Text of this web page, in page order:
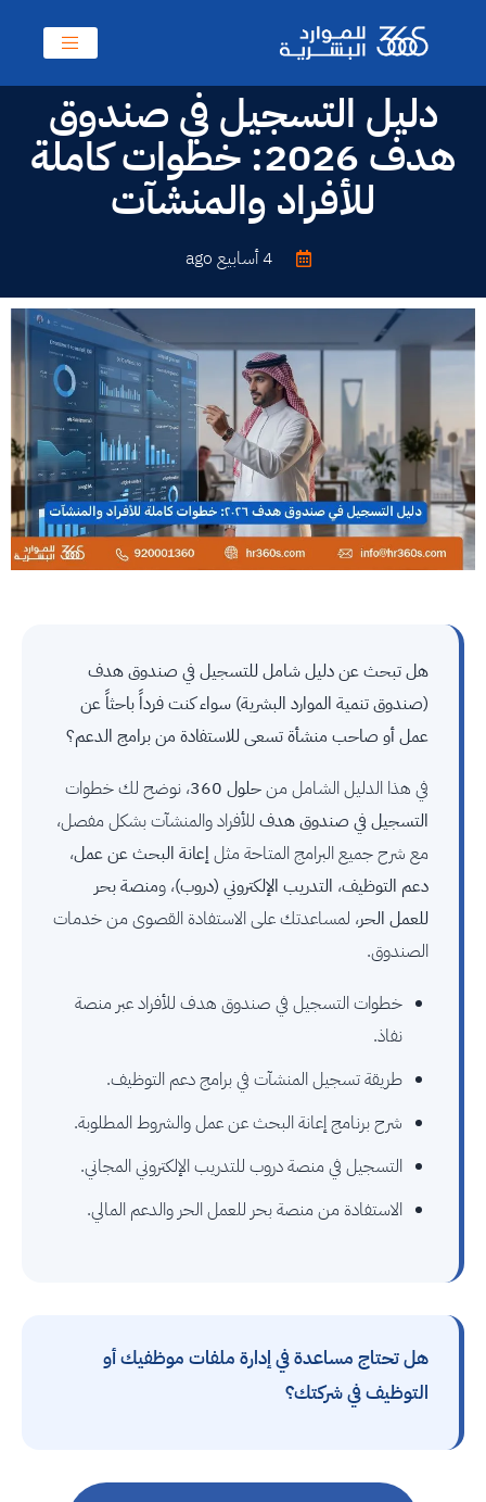
دليل التسجيل في صندوق
هدف 2026: خطوات كاملة
للأفراد والمنشآت
4 أسابيع ago
هل تبحث عن دليل شامل للتسجيل في صندوق هدف
(صندوق تنمية الموارد البشرية) سواء كنت فرداً باحثاً عن
عمل أو صاحب منشأة تسعى للاستفادة من برامج الدعم؟
في هذا الدليل الشامل منحلول 360
، نوضح لك خطوات
التسجيل في صندوق هدف للأفراد والمنشآت بشكل مفصل،
مع شرح جميع البرامج المتاحة مثل إعانة البحث عن عمل،
دعم التوظيف، التدريب الإلكتروني (دروب)، ومنصة بحر
للعمل الحر، لمساعدتك على الاستفادة القصوى من خدمات
الصندوق.
خطوات التسجيل في صندوق هدف للأفراد عبر منصة
نفاذ.
طريقة تسجيل المنشآت في برامج دعم التوظيف.
شرح برنامج إعانة البحث عن عمل والشروط المطلوبة.
التسجيل في منصة دروب للتدريب الإلكتروني المجاني.
الاستفادة من منصة بحر للعمل الحر والدعم المالي.
هل تحتاج مساعدة في إدارة ملفات موظفيك أو
التوظيف في شركتك؟